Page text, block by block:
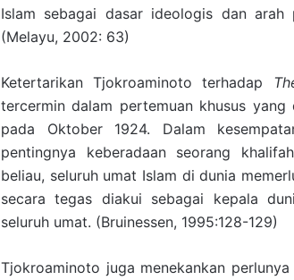
Islam sebagai dasar ideologis dan arah
(Melayu, 2002: 63)
Ketertarikan Tjokroaminoto terhadap
tercermin dalam pertemuan khusus yang
pada Oktober 1924. Dalam
pentingnya keberadaan seorang
beliau, seluruh umat Islam di dunia
secara tegas diakui sebagai kepala
seluruh umat. (Bruinessen, 1995:128-129)
Tjokroaminoto juga menekankan